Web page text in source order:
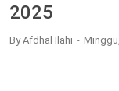
2025
ByAfdhal Ilahi